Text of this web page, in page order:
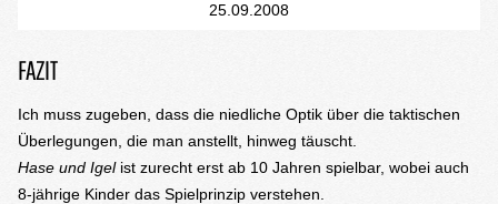
25.09.2008
FAZIT
Ich muss zugeben, dass die niedliche Optik über die taktischen
Überlegungen, die man anstellt, hinweg täuscht.
Hase und Igelist zurecht erst ab 10 Jahren spielbar, wobei auch
8-jährige Kinder das Spielprinzip verstehen.